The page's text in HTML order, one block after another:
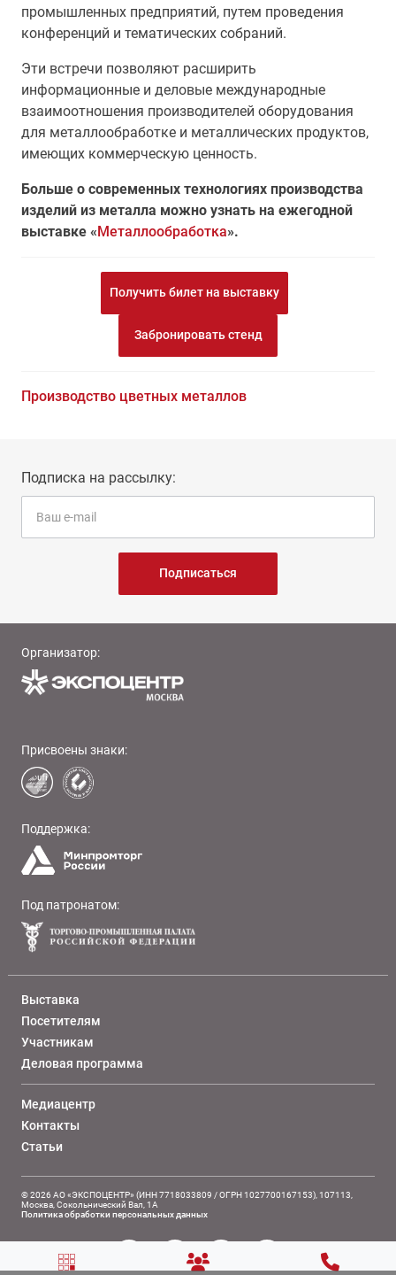
промышленных предприятий, путем проведения
конференций и тематических собраний.
Эти встречи позволяют расширить
информационные и деловые международные
взаимоотношения производителей оборудования
для металлообработке и металлических продуктов,
имеющих коммерческую ценность.
Больше о современных технологиях производства
изделий из металла можно узнать на ежегодной
выставке «Металлообработка».
Получить билет на выставку
Забронировать стенд
Производство цветных металлов
Подписка на рассылку:
Подписаться
Организатор:
Присвоены знаки:
Поддержка:
Под патронатом:
Выставка
Посетителям
Участникам
Деловая программа
Медиацентр
Контакты
Статьи
© 2026 АО «ЭКСПОЦЕНТР» (ИНН 7718033809 / ОГРН 1027700167153), 107113,
Москва, Сокольнический Вал, 1А
Политика обработки персональных данных